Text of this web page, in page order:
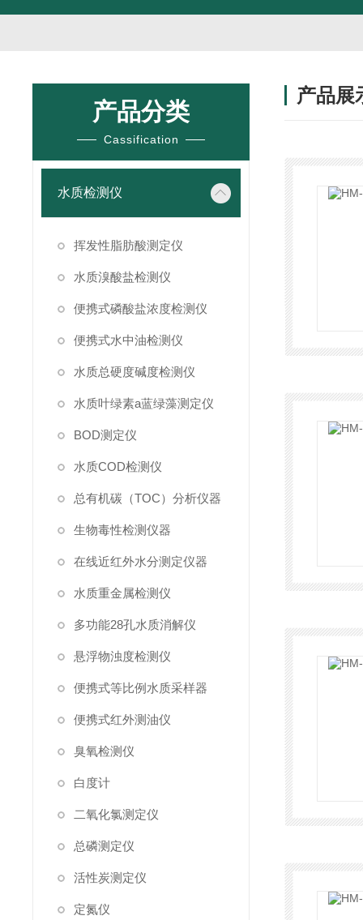
产品分类
Cassification
水质检测仪
挥发性脂肪酸测定仪
水质溴酸盐检测仪
便携式磷酸盐浓度检测仪
便携式水中油检测仪
水质总硬度碱度检测仪
水质叶绿素a蓝绿藻测定仪
BOD测定仪
水质COD检测仪
总有机碳（TOC）分析仪器
生物毒性检测仪器
在线近红外水分测定仪器
水质重金属检测仪
多功能28孔水质消解仪
悬浮物浊度检测仪
便携式等比例水质采样器
便携式红外测油仪
臭氧检测仪
白度计
二氧化氯测定仪
总磷测定仪
活性炭测定仪
定氮仪
产品展